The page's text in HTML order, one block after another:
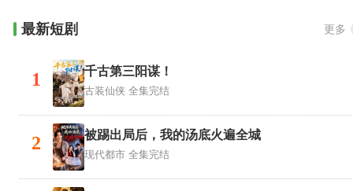
最新短剧 更多
1 千古第三阳谋！
古装仙侠 全集完结
2 被踢出局后，我的汤底火遍全城
现代都市 全集完结